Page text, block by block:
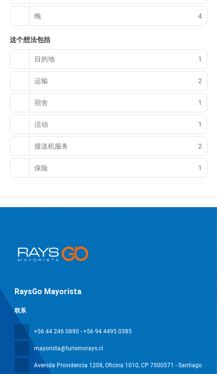
晚 4
这个想法包括
目的地 1
运输 2
宿舍 1
活动 1
接送机服务 2
保险 1
RaysGo Mayorista
联系
+56 44 246 0890 - +56 94 4495 0385
mayorista@turismorays.cl
Avenida Providencia 1208, Oficina 1010, CP 7500571 - Santiago